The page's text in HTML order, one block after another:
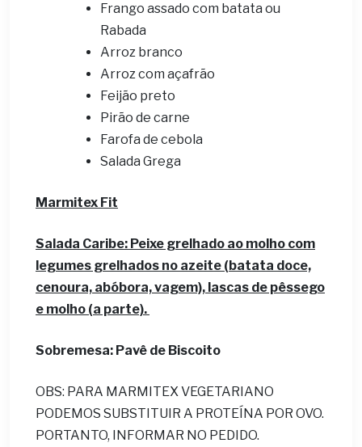
Frango assado com batata ou
Rabada
Arroz branco
Arroz com açafrão
Feijão preto
Pirão de carne
Farofa de cebola
Salada Grega
Marmitex Fit
Salada Caribe: Peixe grelhado ao molho com
legumes grelhados no azeite (batata doce,
cenoura, abóbora, vagem), lascas de pêssego
e molho (a parte).
Sobremesa: Pavê de Biscoito
OBS: PARA MARMITEX VEGETARIANO
PODEMOS SUBSTITUIR A PROTEÍNA POR OVO.
PORTANTO, INFORMAR NO PEDIDO.